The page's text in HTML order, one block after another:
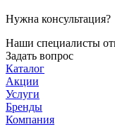
Нужна консультация?
Наши специалисты
Задать вопрос
Каталог
Акции
Услуги
Бренды
Компания